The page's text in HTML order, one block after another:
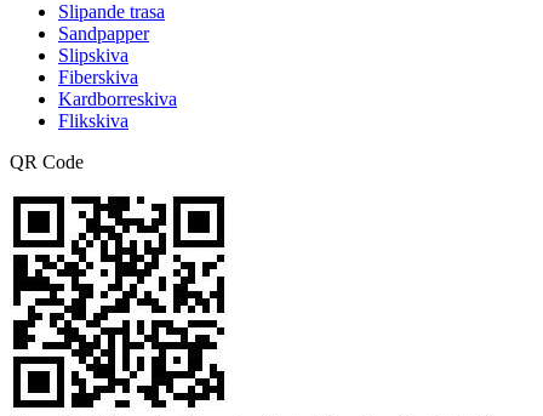
Slipande trasa
Sandpapper
Slipskiva
Fiberskiva
Kardborreskiva
Flikskiva
QR Code